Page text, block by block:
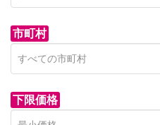
市町村
下限価格